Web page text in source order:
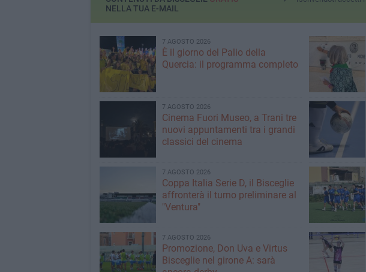
NELLA TUA E-MAIL
7 AGOSTO 2026
È il giorno del Palio della
Quercia: il programma completo
7 AGOSTO 2026
Cinema Fuori Museo, a Trani tre
nuovi appuntamenti tra i grandi
classici del cinema
7 AGOSTO 2026
Coppa Italia Serie D, il Bisceglie
affronterà il turno preliminare al
"Ventura"
7 AGOSTO 2026
Promozione, Don Uva e Virtus
Bisceglie nel girone A: sarà